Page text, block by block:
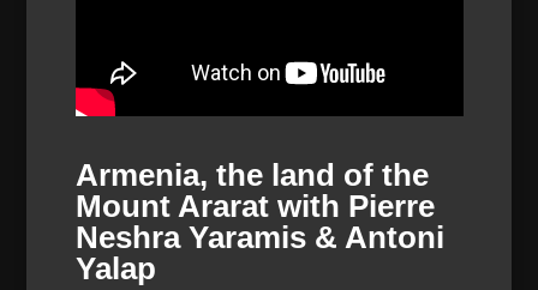
Armenia, the land of the
Mount Ararat with Pierre
Neshra Yaramis & Antoni
Yalap